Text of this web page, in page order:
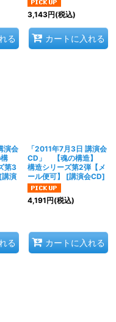
る
3,143円(税込)
カートに入れる
演会
第3
[講演
る
「2011年7月3日 講演会
CD」 【魂の構造】
構造シリーズ第2弾【メ
ール便可】
[講演会CD]
4,191円(税込)
カートに入れる